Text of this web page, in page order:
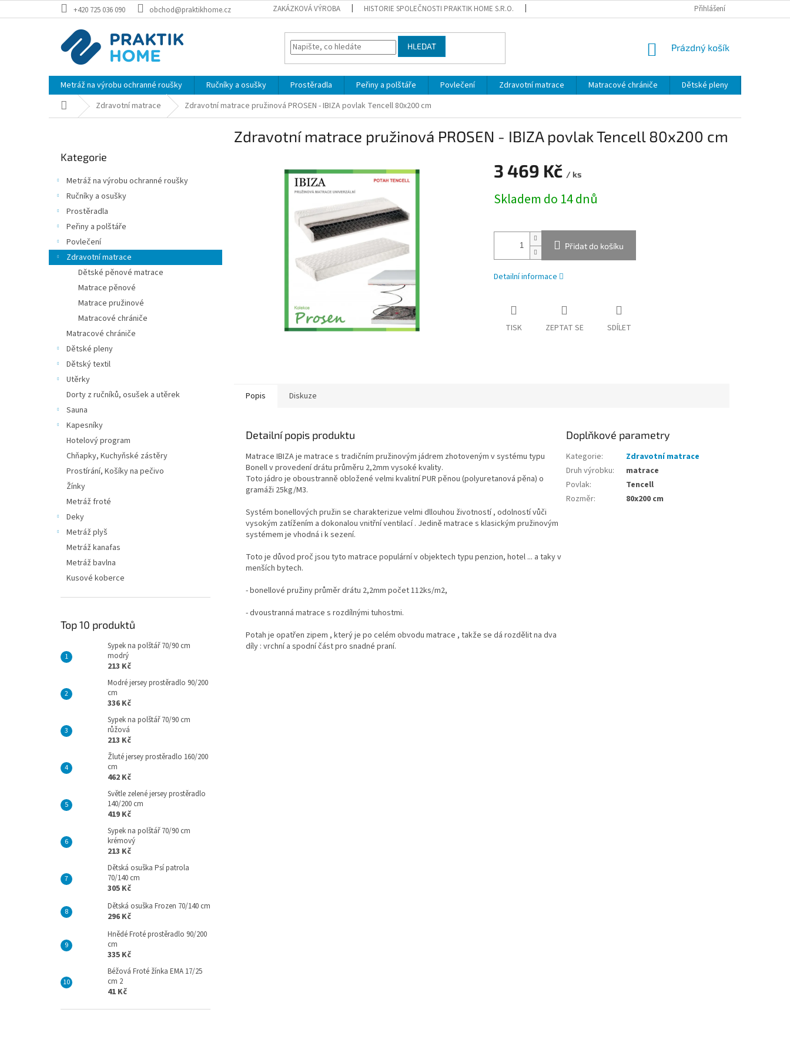
na
+420 725 036 090 obchod@praktikhome.cz ZAKÁZKOVÁ VÝROBA HISTORIE SPOLEČNOSTI PRAKTIK HOME S.R.O. PRŮVODCE MATERIÁLY
Přihlášení
HLEDAT
NÁKUPNÍ
Prázdný košík
Metráž na výrobu ochranné roušky Ručníky a osušky Prostěradla Peřiny a polštáře Povlečení Zdravotní matrace Matracové chrániče Dětské pleny
Domů Zdravotní matrace Zdravotní matrace pružinová PROSEN - IBIZA povlak Tencell 80x200 cm
a
n
kategorie
Kategorie
Metráž na výrobu ochranné roušky
Ručníky a osušky
Prostěradla
Peřiny a polštáře
Povlečení
Zdravotní matrace
Dětské pěnové matrace
Matrace pěnové
Matrace pružinové
Matracové chrániče
Matracové chrániče
Dětské pleny
Dětský textil
Utěrky
Dorty z ručníků, osušek a utěrek
Sauna
Kapesníky
Hotelový program
Chňapky, Kuchyňské zástěry
Prostírání, Košíky na pečivo
Žínky
Metráž froté
Deky
Metráž plyš
Metráž kanafas
Metráž bavlna
Kusové koberce
Top 10 produktů
Sypek na polštář 70/90 cm
modrý
213 Kč
Modré jersey prostěradlo 90/200
cm
336 Kč
Sypek na polštář 70/90 cm
růžová
213 Kč
Žluté jersey prostěradlo 160/200
cm
462 Kč
Světle zelené jersey prostěradlo
140/200 cm
419 Kč
Sypek na polštář 70/90 cm
krémový
213 Kč
Dětská osuška Psí patrola
70/140 cm
305 Kč
Dětská osuška Frozen 70/140 cm
296 Kč
Hnědé Froté prostěradlo 90/200
cm
335 Kč
Béžová Froté žínka EMA 17/25
cm 2
41 Kč
Zdravotní matrace pružinová PROSEN - IBIZA povlak Tencell 80x200 cm
3 469 Kč / ks
cena:
Skladem do 14 dnů
Přidat do košíku
Detailní informace
TISK ZEPTAT SE SDÍLET
Popis Diskuze
Detailní popis produktu
Matrace IBIZA je matrace s tradičním pružinovým jádrem zhotoveným v systému typu
Bonell v provedení drátu průměru 2,2mm vysoké kvality.
Toto jádro je oboustranně obložené velmi kvalitní PUR pěnou (polyuretanová pěna) o
gramáži 25kg/M3.
Systém bonellových pružin se charakterizue velmi dllouhou životností , odolností vůči
vysokým zatížením a dokonalou vnitřní ventilací . Jedině matrace s klasickým pružinovým
systémem je vhodná i k sezení.
Toto je důvod proč jsou tyto matrace populární v objektech typu penzion, hotel ... a taky v
menších bytech.
- bonellové pružiny průměr drátu 2,2mm počet 112ks/m2,
- dvoustranná matrace s rozdílnými tuhostmi.
Potah je opatřen zipem , který je po celém obvodu matrace , takže se dá rozdělit na dva
díly : vrchní a spodní část pro snadné praní.
Doplňkové parametry
Kategorie:
Zdravotní matrace
Druh výrobku:
matrace
Povlak:
Tencell
Rozměr: 80x200 cm